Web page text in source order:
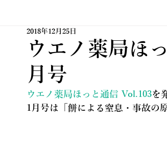
バイオリンク お薬手帳の上手なつかい方
ウエノ薬局ほ
月号
2018年12月25日
ウエノ薬局ほっと通信 Vol.103を
1月号は「餅による窒息・事故の